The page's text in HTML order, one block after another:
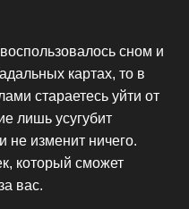
сном и
картах, то в
стараетесь уйти от
лишь усугубит
изменит ничего.
который сможет
вас.